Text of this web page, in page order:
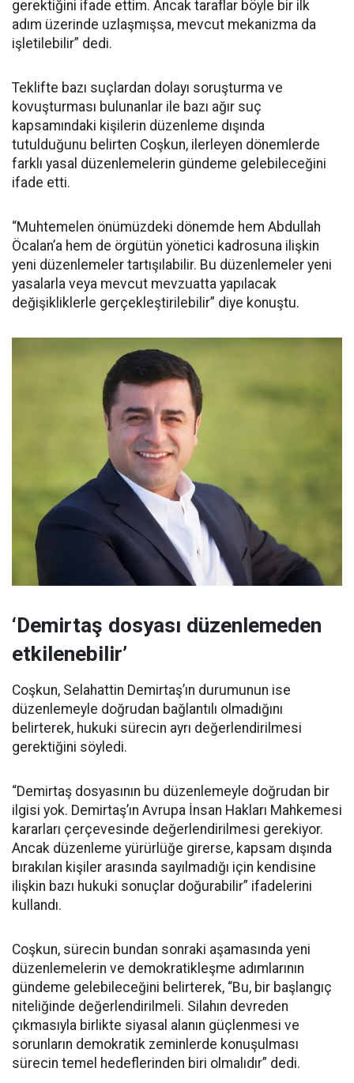
gerektiğini ifade ettim. Ancak taraflar böyle bir ilk
adım üzerinde uzlaşmışsa, mevcut mekanizma da
işletilebilir” dedi.
Teklifte bazı suçlardan dolayı soruşturma ve
kovuşturması bulunanlar ile bazı ağır suç
kapsamındaki kişilerin düzenleme dışında
tutulduğunu belirten Coşkun, ilerleyen dönemlerde
farklı yasal düzenlemelerin gündeme gelebileceğini
ifade etti.
“Muhtemelen önümüzdeki dönemde hem Abdullah
Öcalan’a hem de örgütün yönetici kadrosuna ilişkin
yeni düzenlemeler tartışılabilir. Bu düzenlemeler yeni
yasalarla veya mevcut mevzuatta yapılacak
değişikliklerle gerçekleştirilebilir” diye konuştu.
‘Demirtaş dosyası düzenlemeden
etkilenebilir’
Coşkun, Selahattin Demirtaş’ın durumunun ise
düzenlemeyle doğrudan bağlantılı olmadığını
belirterek, hukuki sürecin ayrı değerlendirilmesi
gerektiğini söyledi.
“Demirtaş dosyasının bu düzenlemeyle doğrudan bir
ilgisi yok. Demirtaş’ın Avrupa İnsan Hakları Mahkemesi
kararları çerçevesinde değerlendirilmesi gerekiyor.
Ancak düzenleme yürürlüğe girerse, kapsam dışında
bırakılan kişiler arasında sayılmadığı için kendisine
ilişkin bazı hukuki sonuçlar doğurabilir” ifadelerini
kullandı.
Coşkun, sürecin bundan sonraki aşamasında yeni
düzenlemelerin ve demokratikleşme adımlarının
gündeme gelebileceğini belirterek, “Bu, bir başlangıç
niteliğinde değerlendirilmeli. Silahın devreden
çıkmasıyla birlikte siyasal alanın güçlenmesi ve
sorunların demokratik zeminlerde konuşulması
sürecin temel hedeflerinden biri olmalıdır” dedi.